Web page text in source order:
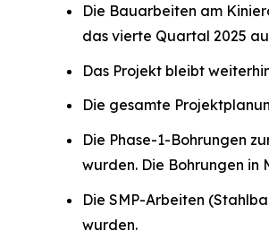
Die Bauarbeiten am
das vierte Quartal 2025
Das Projekt bleibt
Die gesamte
Die Phase-1-Bohrungen
wurden. Die Bohrungen in
Die SMP-Arbeiten
wurden.